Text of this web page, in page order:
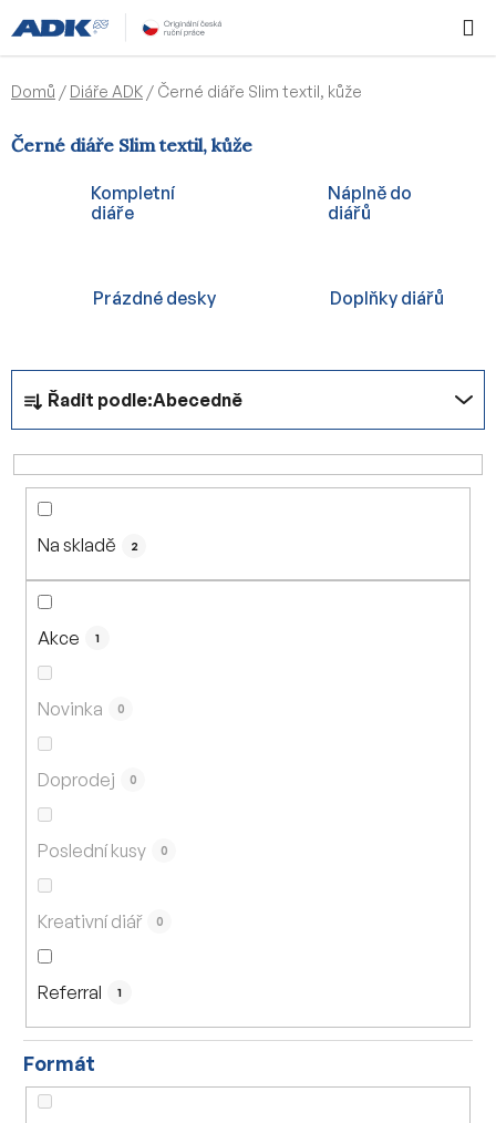
na
obsah
KOŠÍK
Domů / Diáře ADK / Černé diáře Slim textil, kůže
Černé diáře Slim textil, kůže
Kompletní
diáře
Náplně do
diářů
Prázdné desky Doplňky diářů
Ř
z
e
n
Řadit podle:Abecedně
Na skladě 2
Akce 1
Novinka 0
Doprodej 0
Poslední kusy 0
Kreativní diář 0
Referral 1
Formát